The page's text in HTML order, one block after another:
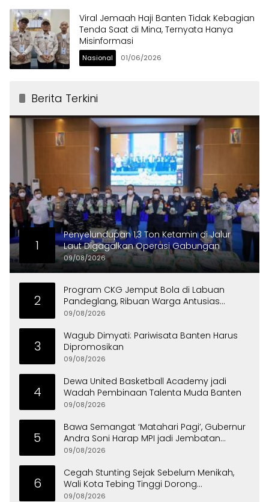
Viral Jemaah Haji Banten Tidak Kebagian
Tenda Saat di Mina, Ternyata Hanya
Misinformasi
Nasional 01/06/2026
Berita Terkini
1
Penyelundupan 1,3 Ton Ketamin di Jalur
Laut Digagalkan Operasi Gabungan
09/08/2026
2
Program CKG Jemput Bola di Labuan
Pandeglang, Ribuan Warga Antusias
Periksa Kesehatan
09/08/2026
3
Wagub Dimyati: Pariwisata Banten Harus
Dipromosikan
09/08/2026
4
Dewa United Basketball Academy jadi
Wadah Pembinaan Talenta Muda Banten
09/08/2026
5
Bawa Semangat ‘Matahari Pagi’, Gubernur
Andra Soni Harap MPI jadi Jembatan
Aspirasi Warga Banten
09/08/2026
6
Cegah Stunting Sejak Sebelum Menikah,
Wali Kota Tebing Tinggi Dorong
Optimalisasi SP3 Catin
09/08/2026